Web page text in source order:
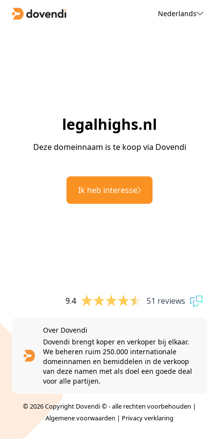
Nederlands
legalhighs.nl
Deze domeinnaam is te koop via Dovendi
Ik heb interesse
9.4 51 reviews
Over Dovendi
Dovendi brengt koper en verkoper bij elkaar.
We beheren ruim 250.000 internationale
domeinnamen en bemiddelen in de verkoop
van deze namen met als doel een goede deal
voor alle partijen.
© 2026 Copyright Dovendi © - alle rechten voorbehouden |
Algemene voorwaarden | Privacy verklaring